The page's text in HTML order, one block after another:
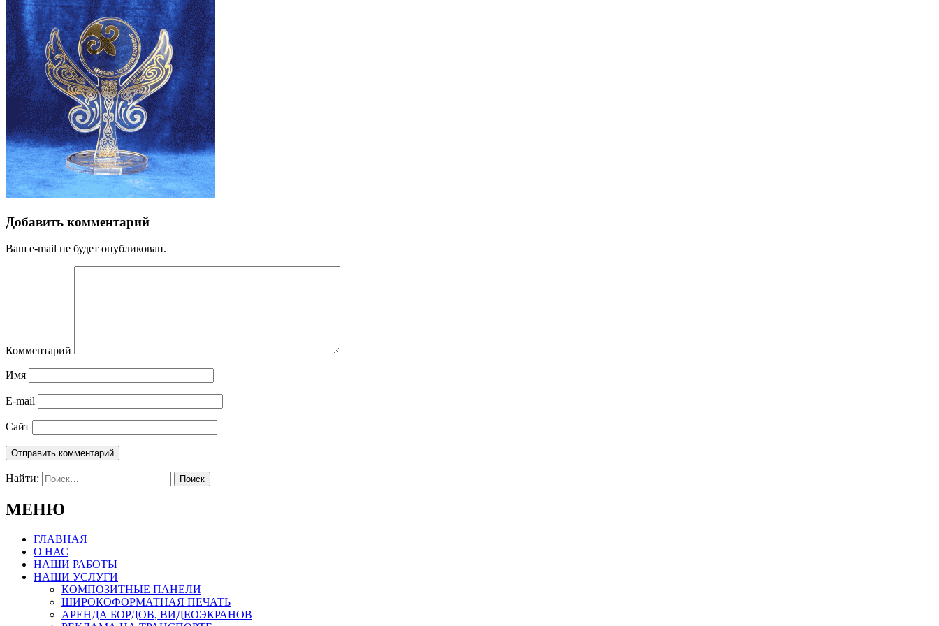
Добавить комментарий
Ваш e-mail не будет опубликован.
Комментарий
Имя
E-mail
Сайт
Найти:
МЕНЮ
ГЛАВНАЯ
О НАС
НАШИ РАБОТЫ
НАШИ УСЛУГИ
КОМПОЗИТНЫЕ ПАНЕЛИ
ШИРОКОФОРМАТНАЯ ПЕЧАТЬ
АРЕНДА БОРДОВ, ВИДЕОЭКРАНОВ